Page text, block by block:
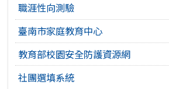
職涯性向測驗
臺南市家庭教育中心
教育部校園安全防護資源網
社團選填系統